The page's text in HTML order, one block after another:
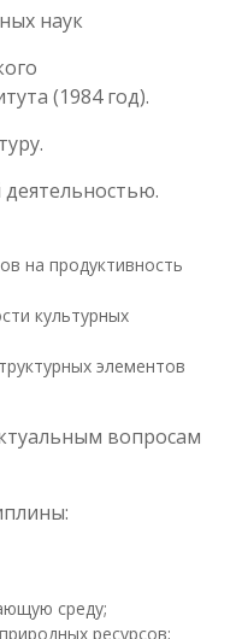
наук
(1984 год).
на продуктивность
культурных
элементов
вопросам
среду;
ресурсов;